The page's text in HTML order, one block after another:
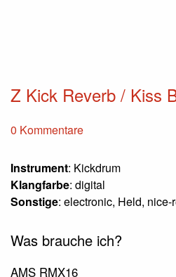
Z Kick Reverb / Kiss
0 Kommentare
Instrument: Kickdrum
Klangfarbe: digital
Sonstige: electronic, Held,
Was brauche ich?
AMS RMX16